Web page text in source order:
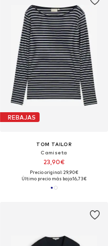
REBAJAS
TOM TAILOR
Camiseta
23,90€
Precio original: 29,90€
Último precio más bajo:16,73€